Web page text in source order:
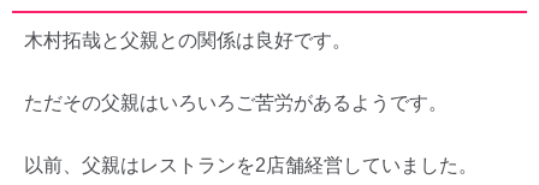
木村拓哉と父親との関係は良好です。
ただその父親はいろいろご苦労があるようです。
以前、父親はレストランを2店舗経営していました。